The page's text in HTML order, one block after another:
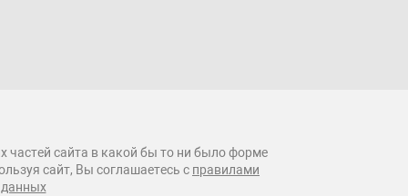
частей сайта в какой бы то ни было форме
сайт, Вы соглашаетесь с правилами